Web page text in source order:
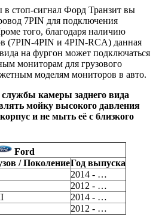
стоп-сигнал Форд Транзит вы
7PIN для подключения
того, благодаря наличию
(7PIN-4PIN и 4PIN-RCA) данная
на фургон может подключаться
мониторам для грузового
моделям мониторов в авто.
камеры заднего вида
мойку высокого давления
и не мыть её с близкого
Ford
/ ПоколениеГод выпуска
2014 - …
2012 - …
2014 - …
2012 - …